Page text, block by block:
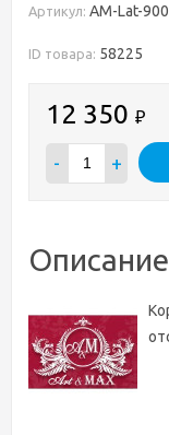
Артикул: AM-Lat-
ID товара: 58225
12 350 ₽
- +
Описание